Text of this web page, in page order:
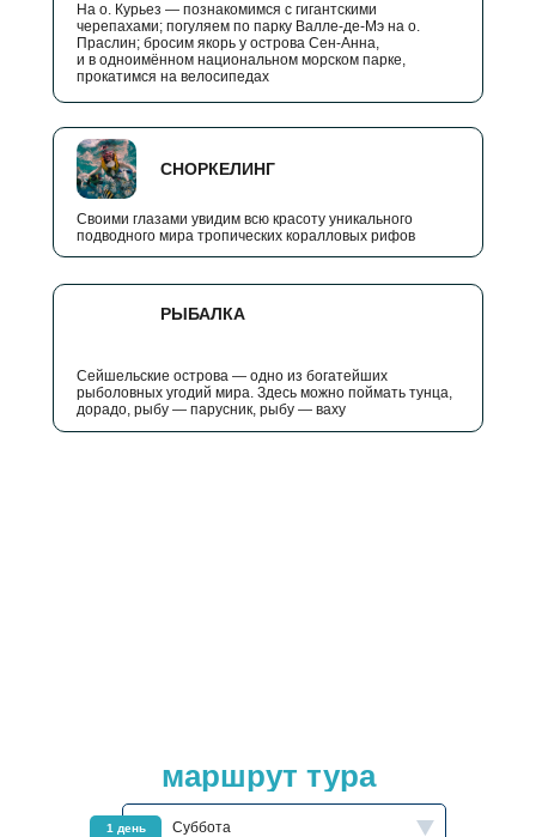
На о. Курьез — познакомимся с гигантскими
черепахами; погуляем по парку Валле-де-Мэ на о.
Праслин; бросим якорь у острова Сен-Анна,
и в одноимённом национальном морском парке,
прокатимся на велосипедах
СНОРКЕЛИНГ
Своими глазами увидим всю красоту уникального
подводного мира тропических коралловых рифов
Сейшельские острова — одно из богатейших
рыболовных угодий мира. Здесь можно поймать тунца,
дорадо, рыбу — парусник, рыбу — ваху
РЫБАЛКА
маршрут тура
1 день Суббота